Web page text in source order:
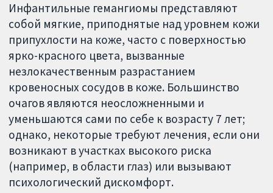
Инфантильные гемангиомы представляют
собой мягкие, приподнятые над уровнем кожи
припухлости на коже, часто с поверхностью
ярко-красного цвета, вызванные
незлокачественным разрастанием
кровеносных сосудов в коже. Большинство
очагов являются неосложненными и
уменьшаются сами по себе к возрасту 7 лет;
однако, некоторые требуют лечения, если они
возникают в участках высокого риска
(например, в области глаз) или вызывают
психологический дискомфорт.